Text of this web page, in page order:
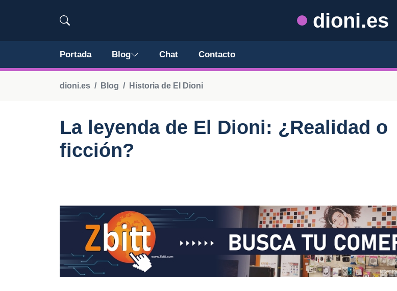
dioni.es
Portada Blog Chat Contacto
dioni.es Blog Historia de El Dioni
La leyenda de El Dioni: ¿Realidad o
ficción?